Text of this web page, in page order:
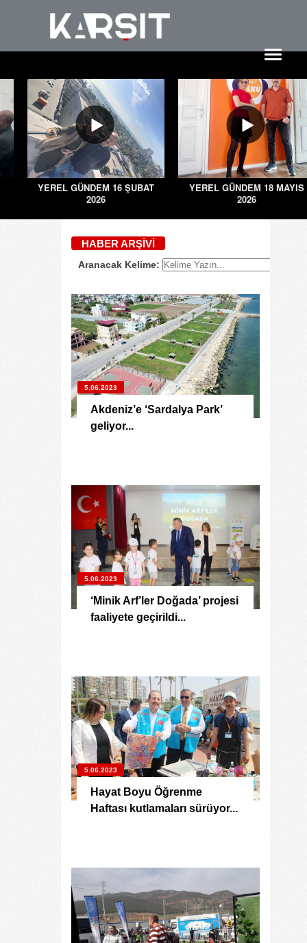
YEREL GÜNDEM 16 ŞUBAT
2026
YEREL GÜNDEM 18 MAYIS
2026
HABER ARŞIVI
Aranacak Kelime:
5.06.2023
Akdeniz’e ‘Sardalya Park’
geliyor...
5.06.2023
‘Minik Arf’ler Doğada’ projesi
faaliyete geçirildi...
5.06.2023
Hayat Boyu Öğrenme
Haftası kutlamaları sürüyor...